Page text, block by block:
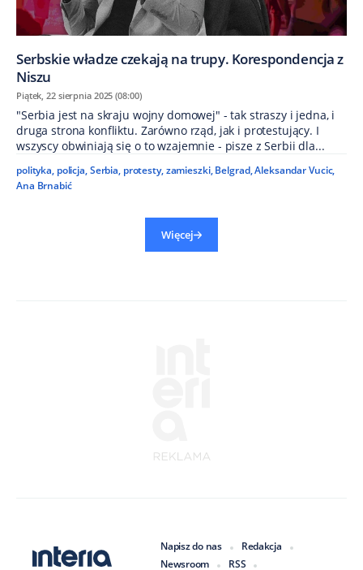
Serbskie władze czekają na trupy. Korespondencja z
Niszu
Piątek, 22 sierpnia 2025 (08:00)
"Serbia jest na skraju wojny domowej" - tak straszy i jedna, i
druga strona konfliktu. Zarówno rząd, jak i protestujący. I
wszyscy obwiniają się o to wzajemnie - pisze z Serbii dla...
polityka, policja,Serbia, protesty,zamieszki, Belgrad,Aleksandar Vucic,
Ana Brnabić
Więcej
Napisz do nas
Redakcja
Newsroom
RSS